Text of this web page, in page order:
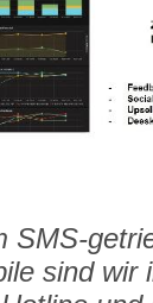
SMS-
sind wir